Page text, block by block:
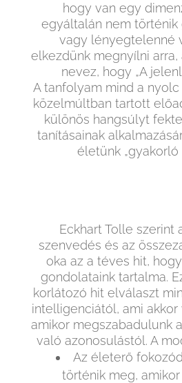
hogy van egy
egyáltalán nem történik
vagy lényegtelenné
elkezdünk megnyílni
nevez, hogy „A
A tanfolyam mind a
közelmúltban tartott
különös hangsúlyt
tanításainak
életünk „gyakorló
Eckhart Tolle szerint
szenvedés és az
oka az a téves hit,
gondolataink tartalma.
korlátozó hit elválaszt
intelligenciától, ami
amikor megszabadulunk
való azonosulástól. A
Az életerő
történik meg,